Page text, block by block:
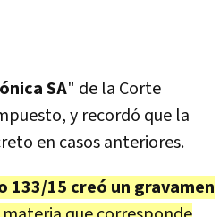
SA" de la Corte
y recordó que la
en casos anteriores.
133/15 creó un gravamen